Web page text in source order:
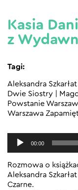
Kasia
z
Tagi:
Aleksandra Szkarłat
Dwie Siostry
Powstanie
Warszawa
Odtwarzacz
plików 00:00
Rozmowa o
Aleksandra
Czarne.